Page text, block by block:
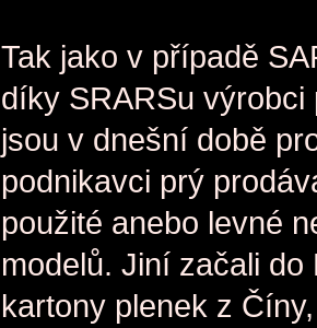
Tak jako v případě
díky SRARSu
jsou v dnešní době
podnikavci prý
použité anebo levné
modelů. Jiní začali
kartony plenek z